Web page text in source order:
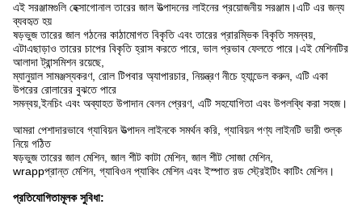
এই সরঞ্জামগুলি হেক্সাগোনাল তারের জাল উত্পাদনের লাইনের প্রয়োজনীয় সরঞ্জাম।এটি এর জন্য
ব্যবহৃত হয়
ষড়ভুজ তারের জাল গঠনের কাঠামোগত বিকৃতি এবং তারের প্রারম্ভিক বিকৃতি সমন্বয়,
এটাএছাড়াও তারের চাপের বিকৃতি হ্রাস করতে পারে, ভাল প্রভাব ফেলতে পারে।এই মেশিনটির
আলাদা ট্রান্সমিশন রয়েছে,
ম্যানুয়াল সামঞ্জস্যকরণ, রোল টিপবার অ্যাপারচার, নিয়ন্ত্রণ নীচে হ্যান্ডেল করুন, এটি একা
উপরের রোলারের বুঝতে পারে
সমন্বয়,ইনচিং এবং অব্যাহত উপাদান বেলন প্রেরণ, এটি সহযোগিতা এবং উপলব্ধি করা সহজ।
আমরা পেশাদারভাবে গ্যাবিয়ন উত্পাদন লাইনকে সমর্থন করি, গ্যাবিয়ন পণ্য লাইনটি ভারী শুল্ক
নিয়ে গঠিত
ষড়ভুজ তারের জাল মেশিন, জাল শীট কাটা মেশিন, জাল শীট সোজা মেশিন,
wrappপ্রান্ত মেশিন, গ্যাবিওন প্যাকিং মেশিন এবং ইস্পাত রড স্ট্রেইটিং কাটিং মেশিন।
প্রতিযোগিতামূলক সুবিধা: